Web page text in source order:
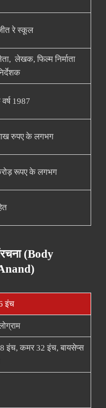
रे स्कूल
लेखक, फिल्म निर्माता
1987
रुपए के लगभग
रूपए के लगभग
(Body
इंच
इंच, कमर 32 इंच, बायसेप्स